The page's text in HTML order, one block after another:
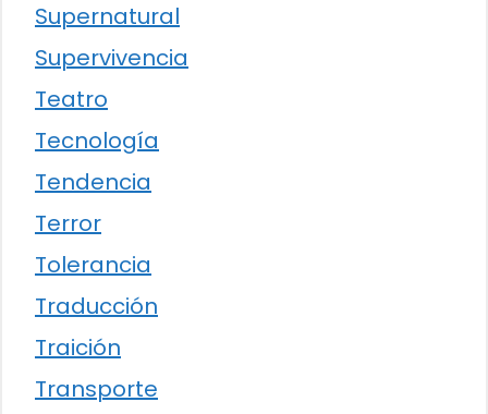
Supernatural
Supervivencia
Teatro
Tecnología
Tendencia
Terror
Tolerancia
Traducción
Traición
Transporte